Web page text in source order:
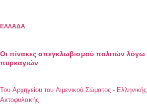
ΕΛΛΑΔΑ
Οι πίνακες απεγκλωβισμού πολιτών λόγω
πυρκαγιών
Του Αρχηγείου του Λιμενικού Σώματος - Ελληνικής
Ακτοφυλακής